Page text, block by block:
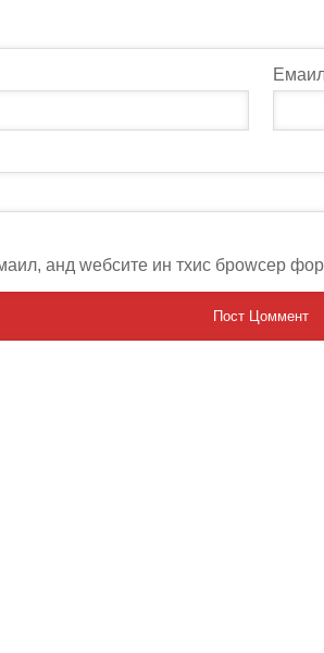
анд wебсите ин тхис броwсер